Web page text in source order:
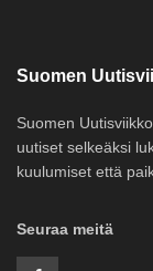
Suomen
Suomen
uutiset selkeäksi
kuulumiset että
Seuraa meitä